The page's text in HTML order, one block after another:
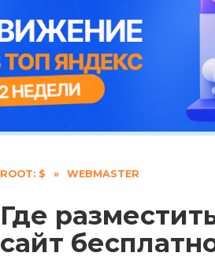
ROOT: $ » WEBMASTER
Где
сайт